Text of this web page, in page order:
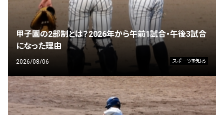
甲子園の2部制とは？2026年から午前1試合・午後3試合
になった理由
2026/08/06 スポーツを知る